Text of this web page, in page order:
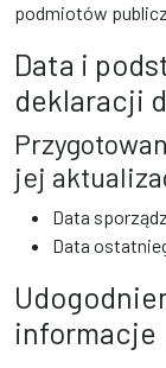
podmiotów
Data i
deklaracji
jej
Data
Data
informacje